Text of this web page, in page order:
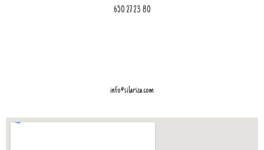
650 27 23 80
info@silariza.com